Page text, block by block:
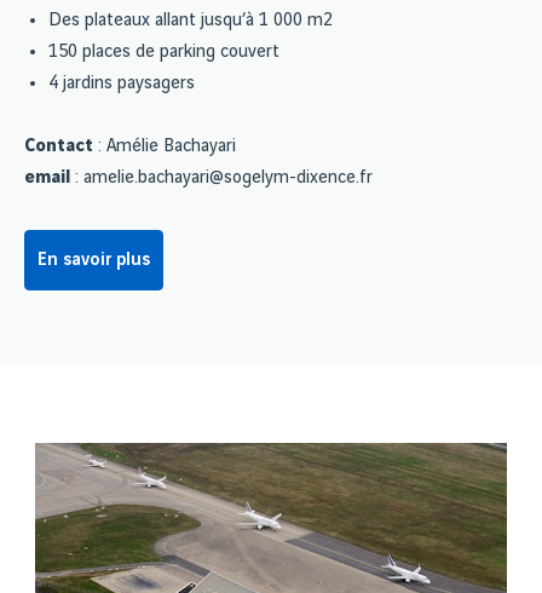
Des plateaux allant jusqu’à 1 000 m2
150 places de parking couvert
4 jardins paysagers
Contact : Amélie Bachayari
email : amelie.bachayari@sogelym-dixence.fr
En savoir plus